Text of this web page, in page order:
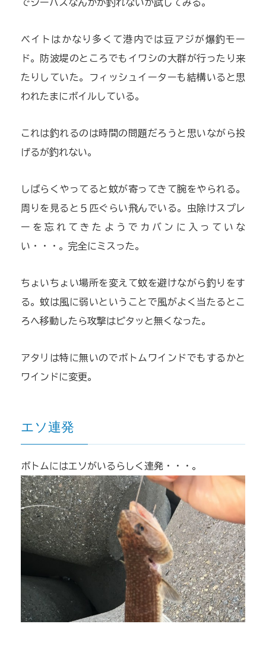
でシーバスなんかが釣れないか試してみる。
ベイトはかなり多くて港内では豆アジが爆釣モー
ド。防波堤のところでもイワシの大群が行ったり来
たりしていた。フィッシュイーターも結構いると思
われたまにボイルしている。
これは釣れるのは時間の問題だろうと思いながら投
げるが釣れない。
しばらくやってると蚊が寄ってきて腕をやられる。
周りを見ると５匹ぐらい飛んでいる。虫除けスプレ
ーを忘れてきたようでカバンに入っていな
い・・・。完全にミスった。
ちょいちょい場所を変えて蚊を避けながら釣りをす
る。蚊は風に弱いということで風がよく当たるとこ
ろへ移動したら攻撃はピタッと無くなった。
アタリは特に無いのでボトムワインドでもするかと
ワインドに変更。
エソ連発
ボトムにはエソがいるらしく連発・・・。